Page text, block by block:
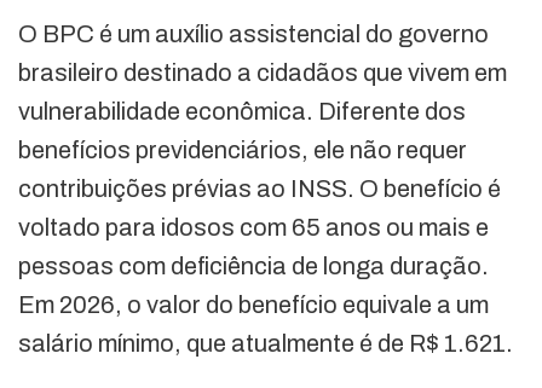
O BPC é um auxílio assistencial do governo
brasileiro destinado a cidadãos que vivem em
vulnerabilidade econômica. Diferente dos
benefícios previdenciários, ele não requer
contribuições prévias ao INSS. O benefício é
voltado para idosos com 65 anos ou mais e
pessoas com deficiência de longa duração.
Em 2026, o valor do benefício equivale a um
salário mínimo, que atualmente é de R$ 1.621.